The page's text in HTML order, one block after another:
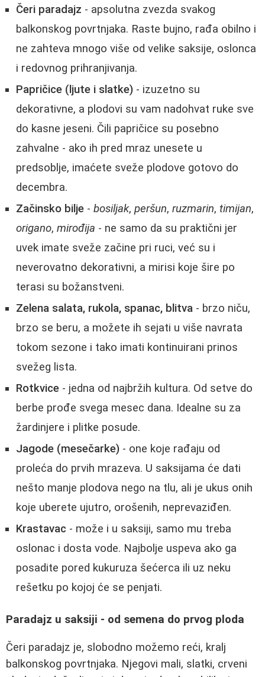
Čeri paradajz - apsolutna zvezda svakog
balkonskog povrtnjaka. Raste bujno, rađa obilno i
ne zahteva mnogo više od velike saksije, oslonca
i redovnog prihranjivanja.
Papričice (ljute i slatke) - izuzetno su
dekorativne, a plodovi su vam nadohvat ruke sve
do kasne jeseni. Čili papričice su posebno
zahvalne - ako ih pred mraz unesete u
predsoblje, imaćete sveže plodove gotovo do
decembra.
Začinsko bilje - bosiljak, peršun, ruzmarin, timijan,
origano, mirođija - ne samo da su praktični jer
uvek imate sveže začine pri ruci, već su i
neverovatno dekorativni, a mirisi koje šire po
terasi su božanstveni.
Zelena salata, rukola, spanac, blitva - brzo niču,
brzo se beru, a možete ih sejati u više navrata
tokom sezone i tako imati kontinuirani prinos
svežeg lista.
Rotkvice - jedna od najbržih kultura. Od setve do
berbe prođe svega mesec dana. Idealne su za
žardinjere i plitke posude.
Jagode (mesečarke) - one koje rađaju od
proleća do prvih mrazeva. U saksijama će dati
nešto manje plodova nego na tlu, ali je ukus onih
koje uberete ujutro, orošenih, neprevaziđen.
Krastavac - može i u saksiji, samo mu treba
oslonac i dosta vode. Najbolje uspeva ako ga
posadite pored kukuruza šećerca ili uz neku
rešetku po kojoj će se penjati.
Paradajz u saksiji - od semena do prvog ploda
Čeri paradajz je, slobodno možemo reći, kralj
balkonskog povrtnjaka. Njegovi mali, slatki, crveni